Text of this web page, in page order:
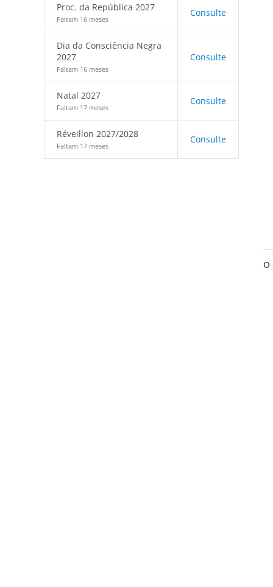
Proc. da República 2027
Faltam 16 meses
Consulte
Dia da Consciência Negra
2027
Faltam 16 meses
Consulte
Natal 2027
Faltam 17 meses
Consulte
Réveillon 2027/2028
Faltam 17 meses
Consulte
O